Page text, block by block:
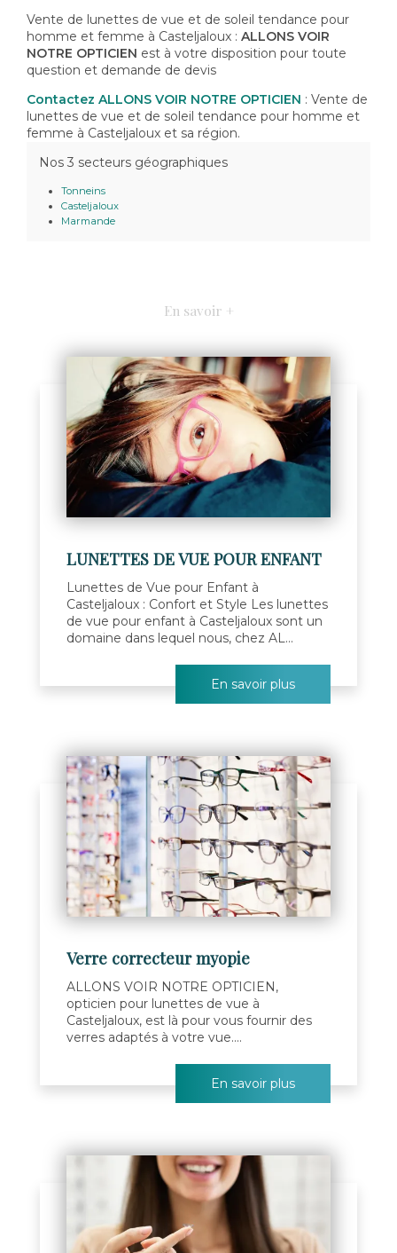
Vente de lunettes de vue et de soleil tendance pour
homme et femme à Casteljaloux : ALLONS VOIR
NOTRE OPTICIEN est à votre disposition pour toute
question et demande de devis
Contactez ALLONS VOIR NOTRE OPTICIEN : Vente de
lunettes de vue et de soleil tendance pour homme et
femme à Casteljaloux et sa région.
Nos 3 secteurs géographiques
Tonneins
Casteljaloux
Marmande
En savoir +
LUNETTES DE VUE POUR ENFANT
Lunettes de Vue pour Enfant à
Casteljaloux : Confort et Style Les lunettes
de vue pour enfant à Casteljaloux sont un
domaine dans lequel nous, chez AL...
En savoir plus
Verre correcteur myopie
ALLONS VOIR NOTRE OPTICIEN,
opticien pour lunettes de vue à
Casteljaloux, est là pour vous fournir des
verres adaptés à votre vue....
En savoir plus